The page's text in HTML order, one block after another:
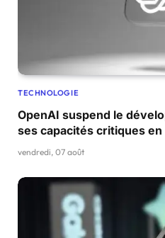
TECHNOLOGIE
OpenAI suspend le
ses capacités critiques
vendredi, 07 août